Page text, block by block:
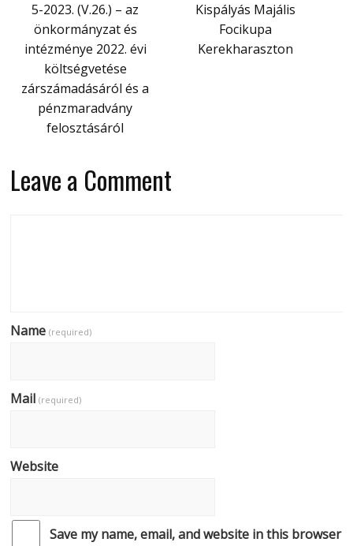
5-2023. (V.26.) – az
önkormányzat és
intézménye 2022. évi
költségvetése
zárszámadásáról és a
pénzmaradvány
felosztásáról
Kispályás Majális
Focikupa
Kerekharaszton
Leave a Comment
Name(required)
Mail(required)
Website
Save my name, email, and website in this browser